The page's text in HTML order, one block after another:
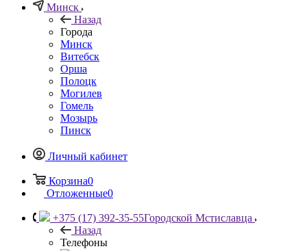
Минск
Назад
Города
Минск
Витебск
Орша
Полоцк
Могилев
Гомель
Мозырь
Пинск
Личный кабинет
Корзина0
Отложенные0
+375 (17) 392-35-55Городской Мстиславца
Назад
Телефоны